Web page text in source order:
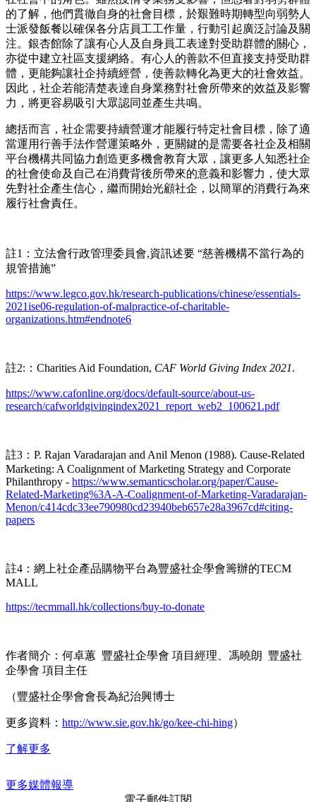
的了解，他們貫徹自身的社會目標，於艱難時期轉型向弱勢人
士派發飯餐以確保各分店員工工作量，行動引起廣泛討論及關
注。銀杏館除了讓有心人及自身員工表達對受助群體的關心，
亦從中建立社區支援網絡。有心人的善款不但直接支持受助群
體，更能夠讓社企持續經營，使善款轉化為更大的社會效益。
因此，社企若能清楚表達自身業務對社會所帶來的效益及影響
力，將更容易吸引大眾認同並產生共鳴。
總括而言，社企需要持續營運才能履行特定社會目標，除了適
當運用行善手法作營運策略外，更關鍵的是需要各社企及相關
平台機構共同協力創造更多機會教育大眾，讓更多人知悉社企
的社會使命及自己在消費背後所帶來的意義和影響力，使大眾
先對社企產生信心，繼而開始光顧社企，以簡單的消費行為來
履行社會責任。
註1：立法會行政管理委員會,資訊述要 “慈善機構不當行為的
規管措施”
https://www.legco.gov.hk/research-publications/chinese/essentials-
2021ise06-regulation-of-malpractice-of-charitable-
organizations.htm#endnote6
註2:：Charities Aid Foundation, CAF World Giving Index 2021.
https://www.cafonline.org/docs/default-source/about-us-
research/cafworldgivingindex2021_report_web2_100621.pdf
註3：P. Rajan Varadarajan and Anil Menon (1988). Cause-Related
Marketing: A Coalignment of Marketing Strategy and Corporate
Philanthropy - https://www.semanticscholar.org/paper/Cause-
Related-Marketing%3A-A-Coalignment-of-Marketing-Varadarajan-
Menon/c414cdc33ee790980cd23940beb657e28a3967cd#citing-
papers
註4：網上社企產品購物平台為豐盛社企學會籌辦的TECM
MALL
​​https://tecmmall.hk/collections/buy-to-donate
作者簡介：何卓蕙 豐盛社企學會 項目經理、馮曉朗 豐盛社
企學會 項目主任
（豐盛社企學會會長為紀治興博士
更多資料： http://www.sie.gov.hk/go/kee-chi-hing）
了解更多
更多媒體報導